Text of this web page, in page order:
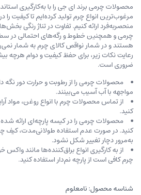
محصولات چرمی برند ای جی را با به‌کارگیری
مرغوب‌ترین انواع چرم تولید کرده‌ایم تا کیفیت را
منحصربه‌فرد ارائه کنیم. تفاوت در تناژ رنگی
چرمی و همچنین خطوط و رگه‌‌های احتمالی در
هستند و در شمار نواقص کالای چرم به شمار
رعایت نکات زیر، برای حفظ کیفیت و دوام هرچه
ضروری است.
محصولات چرمی را از رطوبت و حرارت دور نگه
مواجهه با آب آسیب می‌بینند.
از تماس محصولات چرم با انواع روغن‌، مواد
کنید.
محصولات چرمی را در کیسه‌ پارچه‌ای ارائه
کنید. در صورت عدم استفاده طولانی‌مدت، کیف‌
به‌مرور دچار تغییر شکل نشود.
از به کارگیری انواع براق‌کننده‌ها مانند
چرم کافی است از پارچه‌ نم‌دار استفاده کنید.
شناسه محصول: نامعلوم